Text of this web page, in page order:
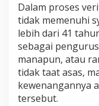
Dalam proses
tidak memenuhi
lebih dari 41
sebagai
manapun, atau
tidak taat asas,
kewenangannya
tersebut.